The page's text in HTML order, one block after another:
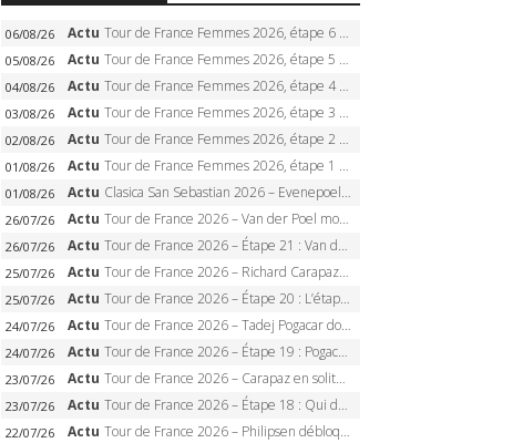
06/08/26 Actu Tour de France Femmes 2026, étape 6 – Kim Le Court-Pienaar gagne à Tournon, Reusser en jaune
05/08/26 Actu Tour de France Femmes 2026, étape 5 – Demi Vollering gagne à Belleville, Reusser en jaune, Ferrand-Prévot coule
04/08/26 Actu Tour de France Femmes 2026, étape 4 – Marlen Reusser écrase le chrono, Ferrand-Prévot en crise
03/08/26 Actu Tour de France Femmes 2026, étape 3 – Sigrid Haugset en solitaire, 88 km d’échappée, maillot jaune
02/08/26 Actu Tour de France Femmes 2026, étape 2 – Lorena Wiebes doublé à Genève, Markus héroïque, 7e record
01/08/26 Actu Tour de France Femmes 2026, étape 1 – Lorena Wiebes intouchable à Lausanne, premier maillot jaune
01/08/26 Actu Clasica San Sebastian 2026 – Evenepoel recordman, 4e victoire, Carapaz battu au sprint
26/07/26 Actu Tour de France 2026 – Van der Poel monumental à Paris, Pogacar égale le record des cinq sacres
26/07/26 Actu Tour de France 2026 – Étape 21 : Van der Poel, Pogacar, qui succédera à Wout van Aert sur les Champs-Elysées ?
25/07/26 Actu Tour de France 2026 – Richard Carapaz roi des Alpes, doublé et maillot à pois, Seixas perd le podium
25/07/26 Actu Tour de France 2026 – Étape 20 : L’étape reine, Galibier, Sarenne, Alpe d’Huez, qui succédera à Pogacar ?
24/07/26 Actu Tour de France 2026 – Tadej Pogacar dompte l’Alpe d’Huez, 5e victoire, record de Pantani pulvérisé
24/07/26 Actu Tour de France 2026 – Étape 19 : Pogacar peut-il enfin dompter l’Alpe d’Huez ?
23/07/26 Actu Tour de France 2026 – Carapaz en solitaire à Orcières-Merlette, Paret-Peintre à un point du maillot à pois
23/07/26 Actu Tour de France 2026 – Étape 18 : Qui domptera Orcières-Merlette, première marche vers l’Alpe d’Huez ?
22/07/26 Actu Tour de France 2026 – Philipsen débloque son compteur à Voiron, Pedersen en danger pour le maillot vert